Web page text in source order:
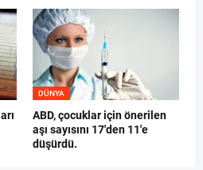
DÜNYA
ABD, çocuklar için önerilen
aşı sayısını 17'den 11'e
düşürdü.